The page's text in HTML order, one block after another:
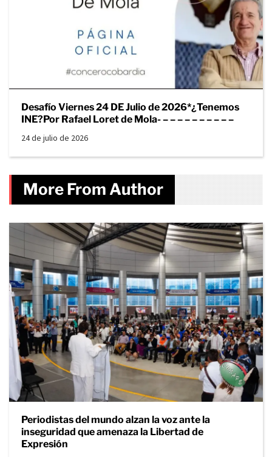
Desafío Viernes 24 DE Julio de 2026*¿Tenemos
INE?Por Rafael Loret de Mola- – – – – – – – – – –
24 de julio de 2026
More From Author
Periodistas del mundo alzan la voz ante la
inseguridad que amenaza la Libertad de
Expresión